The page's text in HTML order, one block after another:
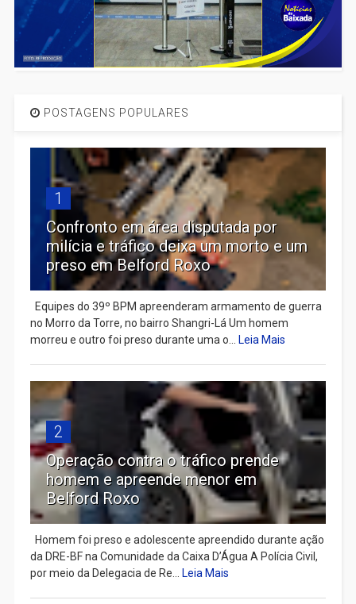
POSTAGENS POPULARES
1
Confronto em área disputada por
milícia e tráfico deixa um morto e um
preso em Belford Roxo
Equipes do 39º BPM apreenderam armamento de guerra
no Morro da Torre, no bairro Shangri-Lá Um homem
morreu e outro foi preso durante uma o...
Leia Mais
2
Operação contra o tráfico prende
homem e apreende menor em
Belford Roxo
Homem foi preso e adolescente apreendido durante ação
da DRE-BF na Comunidade da Caixa D’Água A Polícia Civil,
por meio da Delegacia de Re...
Leia Mais